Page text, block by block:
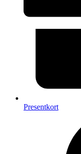
Presentkort